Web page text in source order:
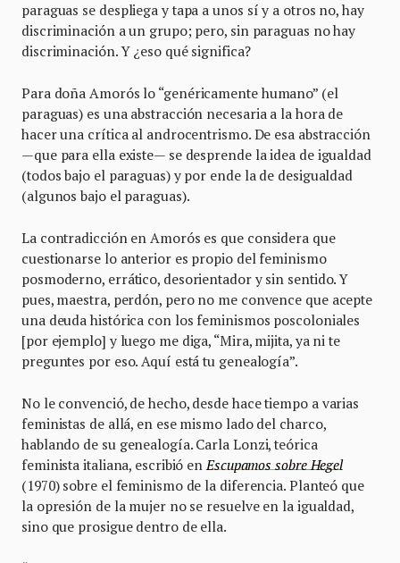
paraguas se despliega y tapa a unos sí y a otros no, hay
discriminación a un grupo; pero, sin paraguas no hay
discriminación. Y ¿eso qué significa?
Para doña Amorós lo “genéricamente humano” (el
paraguas) es una abstracción necesaria a la hora de
hacer una crítica al androcentrismo. De esa abstracción
—que para ella existe— se desprende la idea de igualdad
(todos bajo el paraguas) y por ende la de desigualdad
(algunos bajo el paraguas).
La contradicción en Amorós es que considera que
cuestionarse lo anterior es propio del feminismo
posmoderno, errático, desorientador y sin sentido. Y
pues, maestra, perdón, pero no me convence que acepte
una deuda histórica con los feminismos poscoloniales
[por ejemplo] y luego me diga, “Mira, mijita, ya ni te
preguntes por eso. Aquí está tu genealogía”.
No le convenció, de hecho, desde hace tiempo a varias
feministas de allá, en ese mismo lado del charco,
hablando de su genealogía. Carla Lonzi, teórica
feminista italiana, escribió enEscupamos sobre Hegel
(1970) sobre el feminismo de la diferencia. Planteó que
la opresión de la mujer no se resuelve en la igualdad,
sino que prosigue dentro de ella.